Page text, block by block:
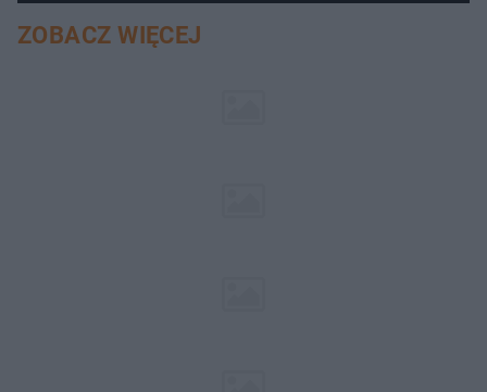
ZOBACZ WIĘCEJ